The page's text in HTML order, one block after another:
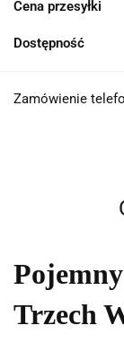
Cena przesyłki
Dostępność
Zamówienie
Trzech